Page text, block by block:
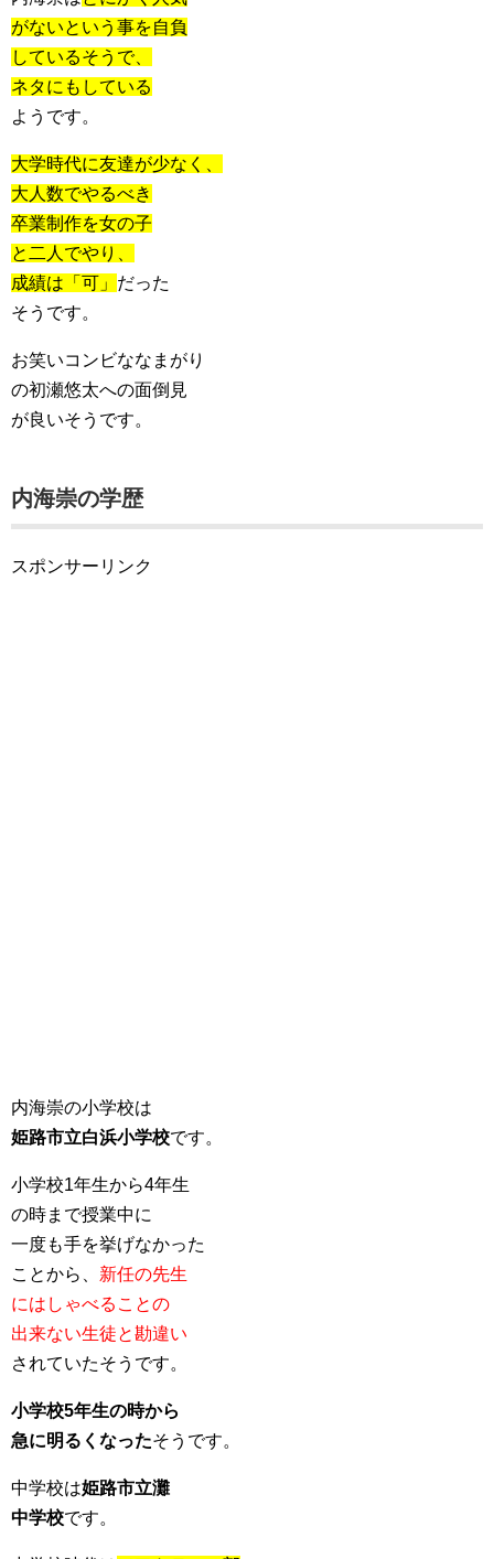
がないという事を自負
しているそうで、
ネタにもしている
ようです。
大学時代に友達が少なく、
大人数でやるべき
卒業制作を女の子
と二人でやり、
成績は「可」 だった
そうです。
お笑いコンビななまがり
の初瀬悠太への面倒見
が良いそうです。
内海崇の学歴
スポンサーリンク
内海崇の小学校は
姫路市立白浜小学校です。
小学校1年生から4年生
の時まで授業中に
一度も手を挙げなかった
ことから、 新任の先生
にはしゃべることの
出来ない生徒と勘違い
されていたそうです。
小学校5年生の時から
急に明るくなったそうです。
中学校は姫路市立灘
中学校です。